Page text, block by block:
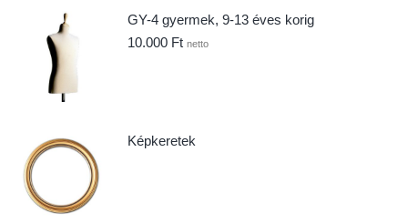
GY-4 gyermek, 9-13 éves korig
10.000 Ft netto
Képkeretek